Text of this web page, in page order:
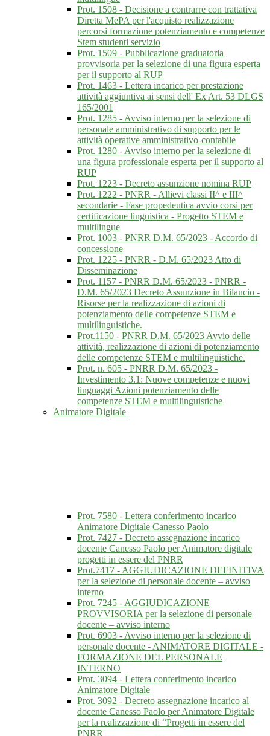
Prot. 1508 - Decisione a contrarre con trattativa
Diretta MePA per l'acquisto realizzazione
percorsi formazione potenziamento e competenze
Stem studenti servizio
Prot. 1509 - Pubblicazione graduatoria
provvisoria per la selezione di una figura esperta
per il supporto al RUP
Prot. 1463 - Lettera incarico per prestazione
attività aggiuntiva ai sensi dell' Ex Art. 53 DLGS
165/2001
Prot. 1285 - Avviso interno per la selezione di
personale amministrativo di supporto per le
attività operative amministrativo-contabile
Prot. 1280 - Avviso interno per la selezione di
una figura professionale esperta per il supporto al
RUP
Prot. 1223 - Decreto assunzione nomina RUP
Prot. 1222 - PNRR - Allievi classi II^ e III^
secondarie - Fase propedeutica avvio corsi per
certificazione linguistica - Progetto STEM e
multilingue
Prot. 1003 - PNRR D.M. 65/2023 - Accordo di
concessione
Prot. 1225 - PNRR - D.M. 65/2023 Atto di
Disseminazione
Prot. 1157 - PNRR D.M. 65/2023 - PNRR -
D.M. 65/2023 Decreto Assunzione in Bilancio -
Risorse per la realizzazione di azioni di
potenziamento delle competenze STEM e
multilinguistiche.
Prot.1150 - PNRR D.M. 65/2023 Avvio delle
attività, realizzazione di azioni di potenziamento
delle competenze STEM e multilinguistiche.
Prot. n. 605 - PNRR D.M. 65/2023 -
Investimento 3.1: Nuove competenze e nuovi
linguaggi Azioni potenziamento delle
competenze STEM e multilinguistiche
Animatore Digitale
Prot. 7580 - Lettera conferimento incarico
Animatore Digitale Canesso Paolo
Prot. 7427 - Decreto assegnazione incarico
docente Canesso Paolo per Animatore digitale
progetti in essere del PNRR
Prot.7417 - AGGIUDICAZIONE DEFINITIVA
per la selezione di personale docente – avviso
interno
Prot. 7245 - AGGIUDICAZIONE
PROVVISORIA per la selezione di personale
docente – avviso interno
Prot. 6903 - Avviso interno per la selezione di
personale docente - ANIMATORE DIGITALE -
FORMAZIONE DEL PERSONALE
INTERNO
Prot. 3094 - Lettera conferimento incarico
Animatore Digitale
Prot. 3092 - Decreto assegnazione incarico al
docente Canesso Paolo per Animatore Digitale
per la realizzazione di “Progetti in essere del
PNRR